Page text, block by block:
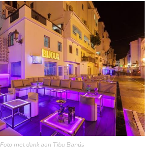
Foto met dank aan Tibu Banús